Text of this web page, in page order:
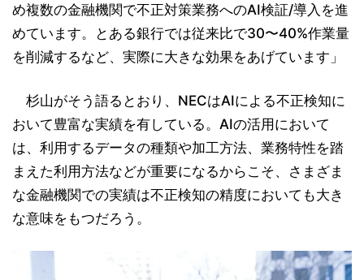
め複数の金融機関で不正対策業務へのAI検証/導入を進
めています。とある銀行では従来比で30〜40%作業量
を削減するなど、実際に大きな効果をあげています」
杉山がそう語るとおり、NECはAIによる不正検知に
おいて豊富な実績を有している。AIの活用において
は、利用するデータの種類や加工方法、業務特性を踏
まえた利用方法などが重要になるからこそ、さまざま
な金融機関での実績は不正検知の精度においても大き
な意味をもつだろう。